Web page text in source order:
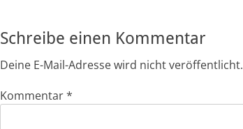
Schreibe einen Kommentar
Deine E-Mail-Adresse wird nicht veröffentlicht.
Kommentar*